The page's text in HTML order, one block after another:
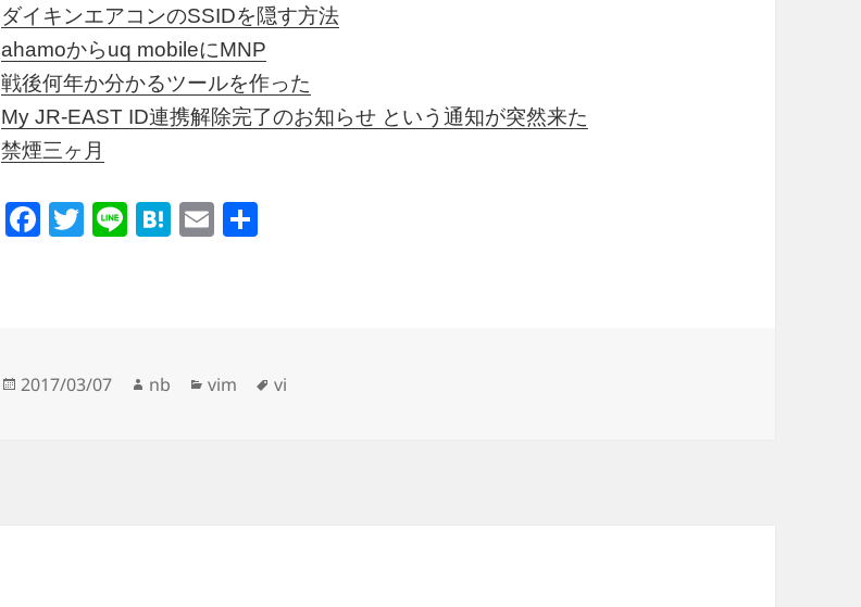
ダイキンエアコンのSSIDを隠す方法
ahamoからuq mobileにMNP
戦後何年か分かるツールを作った
My JR-EAST ID連携解除完了のお知らせ という通知が突然来た
禁煙三ヶ月
F
o
T
Li
H
E
投
2017/03/07
作
nb
カ
vim
タ
vi